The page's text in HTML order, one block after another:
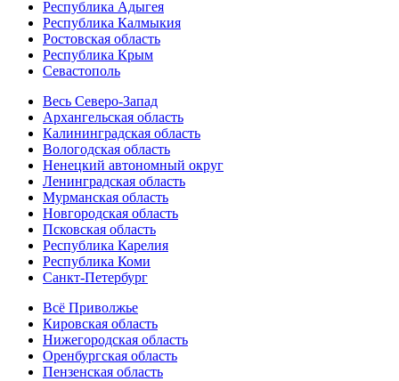
Республика Адыгея
Республика Калмыкия
Ростовская область
Республика Крым
Севастополь
Весь Северо-Запад
Архангельская область
Калининградская область
Вологодская область
Ненецкий автономный округ
Ленинградская область
Мурманская область
Новгородская область
Псковская область
Республика Карелия
Республика Коми
Санкт-Петербург
Всё Приволжье
Кировская область
Нижегородская область
Оренбургская область
Пензенская область